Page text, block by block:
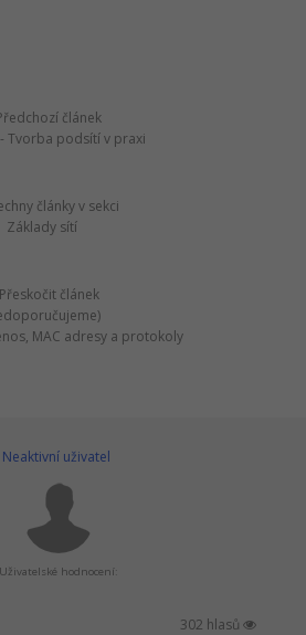
článek
- Tvorba podsítí v praxi
články v sekci
Základy sítí
Přeskočit článek
MAC adresy a protokoly
Neaktivní uživatel
Uživatelské hodnocení:
302 hlasů